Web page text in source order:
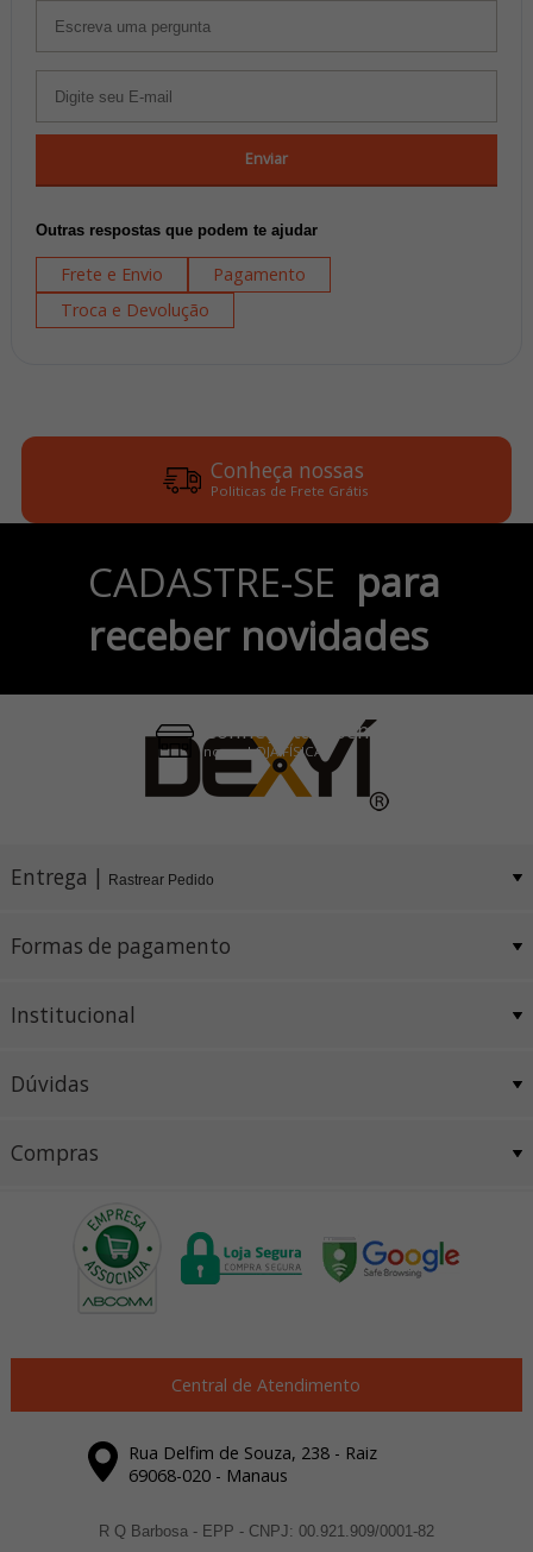
Enviar
Outras respostas que podem te ajudar
Frete e Envio
Pagamento
Troca e Devolução
Conheça nossas
Politicas de Frete Grátis
no Cartão de Crédito
Pix e Boleto
Conheça também
nossa LOJA FÍSICA
CADASTRE-SE para
receber novidades
Entrega | Rastrear Pedido
Formas de pagamento
Institucional
Dúvidas
Compras
Central de Atendimento
Rua Delfim de Souza, 238 - Raiz
69068-020 - Manaus
R Q Barbosa - EPP - CNPJ: 00.921.909/0001-82